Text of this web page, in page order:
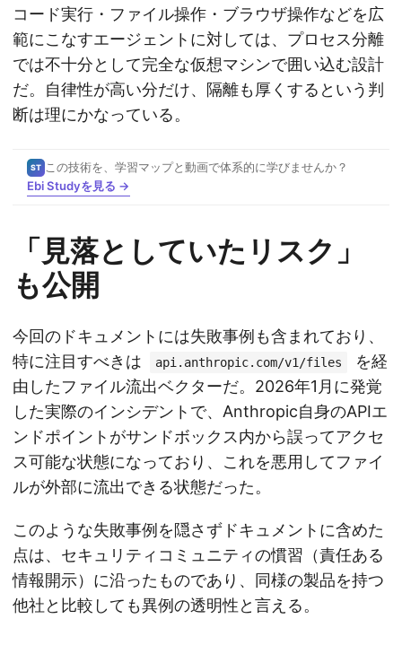
コード実行・ファイル操作・ブラウザ操作などを広
範にこなすエージェントに対しては、プロセス分離
では不十分として完全な仮想マシンで囲い込む設計
だ。自律性が高い分だけ、隔離も厚くするという判
断は理にかなっている。
ST この技術を、学習マップと動画で体系的に学びませんか？
Ebi Studyを見る →
「見落としていたリスク」
も公開
今回のドキュメントには失敗事例も含まれており、
特に注目すべきは
api.anthropic.com/v1/files
を経
由したファイル流出ベクターだ。2026年1月に発覚
した実際のインシデントで、Anthropic自身のAPIエ
ンドポイントがサンドボックス内から誤ってアクセ
ス可能な状態になっており、これを悪用してファイ
ルが外部に流出できる状態だった。
このような失敗事例を隠さずドキュメントに含めた
点は、セキュリティコミュニティの慣習（責任ある
情報開示）に沿ったものであり、同様の製品を持つ
他社と比較しても異例の透明性と言える。